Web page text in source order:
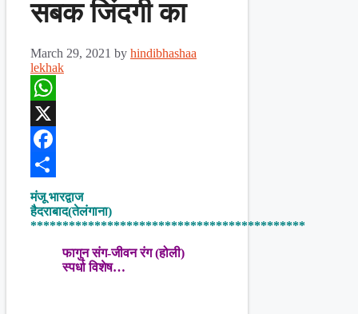
सबक जिंदगी का
March 29, 2021 by hindibhashaa
lekhak
WhatsApp
X
Facebook
Share
मंजू भारद्वाज
हैदराबाद(तेलंगाना)
*******************************************
फागुन संग-जीवन रंग (होली)
स्पर्धा विशेष…